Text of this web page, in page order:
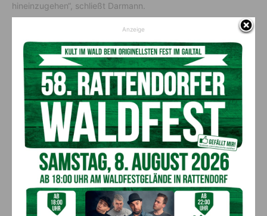
hineinzugehen“, schließt Darmann.
Vorheriger Artikel
„Erlebnis Österreich“ stellt
heimische Slow Food Pioniere
vor
Nächster Artikel
Verkehrsunfall an
Autobahnauffahrt
AKTUELLES
Ehrung für 50 Jahre Chorleitung:
Kärntner Lorbeer in Gold für Herwig
Schwarz
Aktuell 8. August 2026
Anzeige